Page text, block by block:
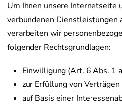
Um Ihnen unsere Internetseite
verbundenen Dienstleistungen
verarbeiten wir
folgender Rechtsgrundlagen:
Einwilligung (Art. 6 Abs. 1
zur Erfüllung von
auf Basis einer